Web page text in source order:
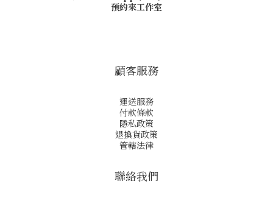
預約來工作室
顧客服務
運送服務
付款條款
隱私政策
退換貨政策
管轄法律
聯絡我們